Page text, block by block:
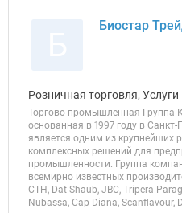
Биостар
Розничная торговля, Услуги
Торгово-промышленная Группа
основанная в 1997 году в
является одним из крупнейших
комплексных решений для
промышленности. Группа
всемирно известных
CTH, Dat-Shaub, JBC, Tripera
Nubassa, Cap Diana, Sсanflavour,